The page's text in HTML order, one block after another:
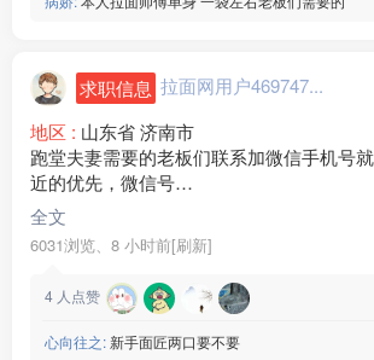
求职信息 拉面网用户469747...
地区 : 山东省 济南市
跑堂夫妻需要的老板们联系加微信手机号
近的优先，微信号
StarWithU520
全文
6031浏览、 8 小时前[刷新]
4 人点赞
心向往之:新手面匠两口要不要